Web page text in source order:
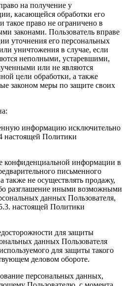
на получение у
касающейся обработки его
такое право не ограничено в
законами. Пользователь вправе
уточнения его персональных
уничтожения в случае, если
неполными, устаревшими,
или не являются
цели обработки, а также
законом меры по защите своих
информацию исключительно
настоящей Политики
конфиденциальной информации в
письменного
также не осуществлять продажу,
разглашение иными возможными
данных Пользователя,
настоящей Политики
для защиты
данных Пользователя
для защиты такого
деловом обороте.
персональных данных,